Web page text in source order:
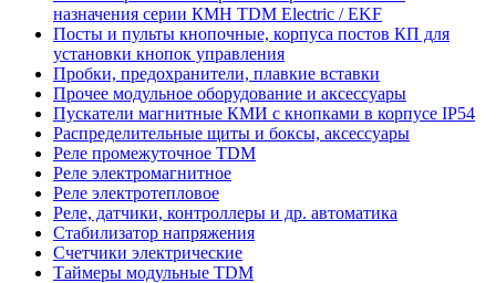
назначения серии КМН TDM Electric / EKF
Посты и пульты кнопочные, корпуса постов КП для
установки кнопок управления
Пробки, предохранители, плавкие вставки
Прочее модульное оборудование и аксессуары
Пускатели магнитные КМИ с кнопками в корпусе IP54
Распределительные щиты и боксы, аксессуары
Реле промежуточное TDM
Реле электромагнитное
Реле электротепловое
Реле, датчики, контроллеры и др. автоматика
Стабилизатор напряжения
Счетчики электрические
Таймеры модульные TDM